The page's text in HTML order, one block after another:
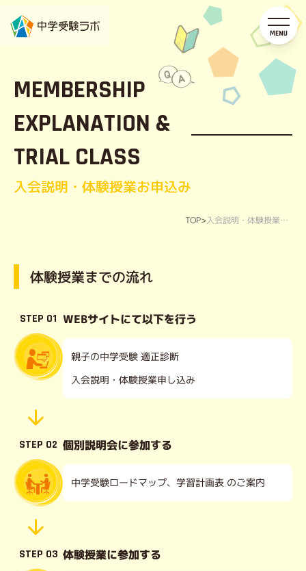
MEMBERSHIP
EXPLANATION &
TRIAL CLASS
入会説明・体験授業お申込み
TOP> 入会説明・体験授業お申込み
体験授業までの流れ
STEP 01 WEBサイトにて以下を行う
親子の中学受験 適正診断
入会説明・体験授業申し込み
STEP 02 個別説明会に参加する
中学受験ロードマップ、学習計画表 のご案内
STEP 03 体験授業に参加する